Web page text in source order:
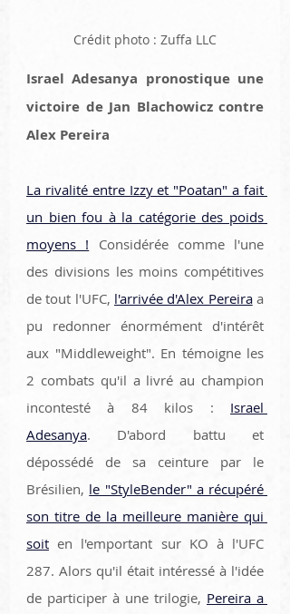
Crédit photo : Zuffa LLC
Israel Adesanya pronostique une
victoire de Jan Blachowicz contre
Alex Pereira
La rivalité entre Izzy et "Poatan" a fait
un bien fou à la catégorie des poids
moyens ! Considérée comme l'une
des divisions les moins compétitives
de tout l'UFC, l'arrivée d'Alex Pereira a
pu redonner énormément d'intérêt
aux "Middleweight". En témoigne les
2 combats qu'il a livré au champion
incontesté à 84 kilos : Israel
Adesanya. D'abord battu et
dépossédé de sa ceinture par le
Brésilien, le "StyleBender" a récupéré
son titre de la meilleure manière qui
soit en l'emportant sur KO à l'UFC
287. Alors qu'il était intéressé à l'idée
de participer à une trilogie, Pereira a